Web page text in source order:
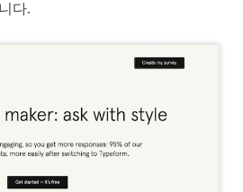
다.